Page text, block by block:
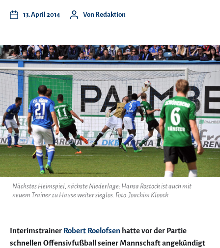
13. April 2014 Von Redaktion
Nächstes Heimspiel, nächste Niederlage: Hansa Rostock ist auch mit
neuem Trainer zu Hause weiter sieglos. Foto: Joachim Kloock
Interimstrainer Robert Roelofsen hatte vor der Partie
schnellen Offensivfußball seiner Mannschaft angekündigt